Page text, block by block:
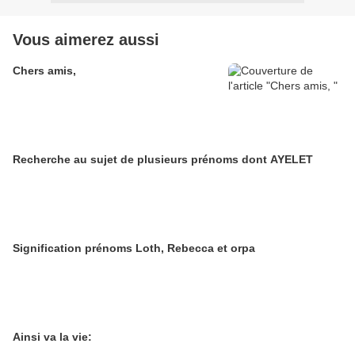
Vous aimerez aussi
Chers amis,
Recherche au sujet de plusieurs prénoms dont AYELET
Signification prénoms Loth, Rebecca et orpa
Ainsi va la vie: